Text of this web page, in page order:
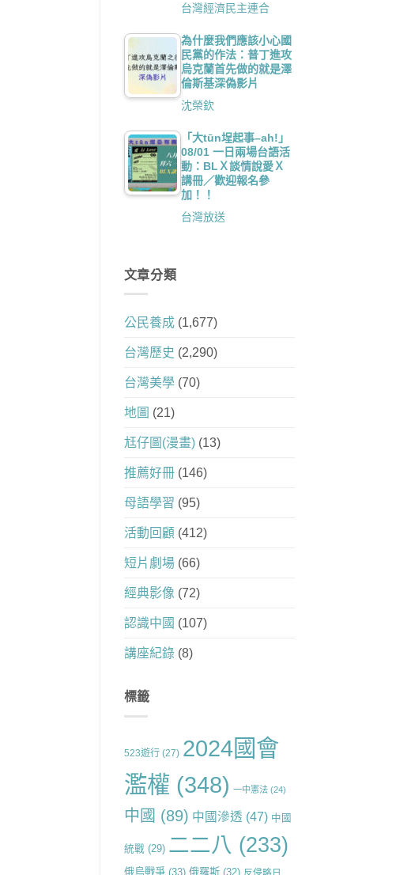
台灣經濟民主連合
為什麼我們應該小心國
民黨的作法：普丁進攻
烏克蘭首先做的就是澤
倫斯基深偽影片
沈榮欽
「大tūn埕起事–ah!」
08/01 一日兩場台語活
動：BLＸ談情說愛Ｘ
講冊／歡迎報名參
加！！
台灣放送
文章分類
公民養成(1,677)
台灣歷史 (2,290)
台灣美學(70)
地圖 (21)
尪仔圖(漫畫)(13)
推薦好冊(146)
母語學習 (95)
活動回顧 (412)
短片劇場(66)
經典影像 (72)
認識中國 (107)
講座紀錄(8)
標籤
523遊行(27) 2024國會
濫權 (348) 一中憲法(24)
中國 (89) 中國滲透 (47) 中國
統戰(29) 二二八 (233)
俄烏戰爭(33) 俄羅斯(32) 反侵略日